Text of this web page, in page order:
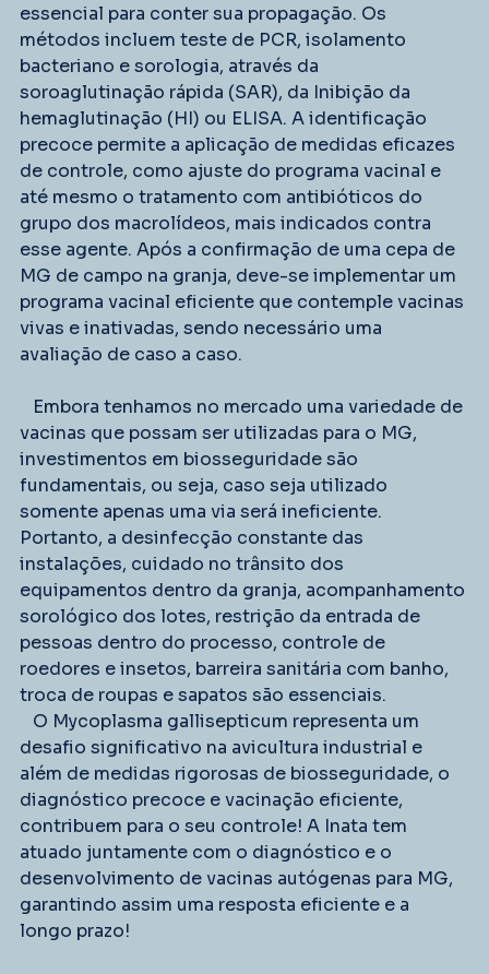
essencial para conter sua propagação. Os
métodos incluem teste de PCR, isolamento
bacteriano e sorologia, através da
soroaglutinação rápida (SAR), da Inibição da
hemaglutinação (HI) ou ELISA. A identificação
precoce permite a aplicação de medidas eficazes
de controle, como ajuste do programa vacinal e
até mesmo o tratamento com antibióticos do
grupo dos macrolídeos, mais indicados contra
esse agente. Após a confirmação de uma cepa de
MG de campo na granja, deve-se implementar um
programa vacinal eficiente que contemple vacinas
vivas e inativadas, sendo necessário uma
avaliação de caso a caso.
vacinas que possam ser utilizadas para o MG,
investimentos em biosseguridade são
fundamentais, ou seja, caso seja utilizado
somente apenas uma via será ineficiente.
Portanto, a desinfecção constante das
instalações, cuidado no trânsito dos
equipamentos dentro da granja, acompanhamento
sorológico dos lotes, restrição da entrada de
pessoas dentro do processo, controle de
roedores e insetos, barreira sanitária com banho,
troca de roupas e sapatos são essenciais.
desafio significativo na avicultura industrial e
além de medidas rigorosas de biosseguridade, o
diagnóstico precoce e vacinação eficiente,
contribuem para o seu controle! A Inata tem
atuado juntamente com o diagnóstico e o
desenvolvimento de vacinas autógenas para MG,
garantindo assim uma resposta eficiente e a
longo prazo!